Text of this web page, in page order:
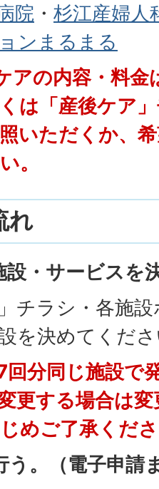
院 ・ 杉江産婦人
ンまるまる
アの内容・料金
は「産後ケア
いただくか、
。
れ
設・サービスを
チラシ・各施
を決めてくだ
回分同じ施設で
更する場合は
めご了承くだ
う。（電子申請